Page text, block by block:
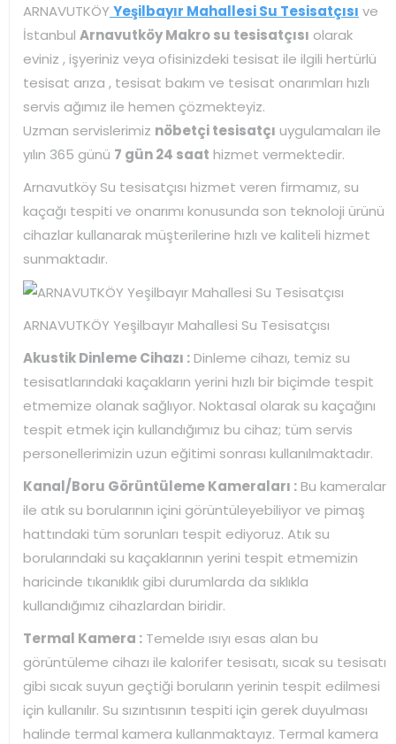
ARNAVUTKÖY Yeşilbayır Mahallesi Su Tesisatçısı ve
İstanbul Arnavutköy Makro su tesisatçısı olarak
eviniz , işyeriniz veya ofisinizdeki tesisat ile ilgili hertürlü
tesisat arıza , tesisat bakım ve tesisat onarımları hızlı
servis ağımız ile hemen çözmekteyiz.
Uzman servislerimiz nöbetçi tesisatçı uygulamaları ile
yılın 365 günü 7 gün 24 saat hizmet vermektedir.
Arnavutköy Su tesisatçısı hizmet veren firmamız, su
kaçağı tespiti ve onarımı konusunda son teknoloji ürünü
cihazlar kullanarak müşterilerine hızlı ve kaliteli hizmet
sunmaktadır.
ARNAVUTKÖY Yeşilbayır Mahallesi Su Tesisatçısı
Akustik Dinleme Cihazı :Dinleme cihazı, temiz su
tesisatlarındaki kaçakların yerini hızlı bir biçimde tespit
etmemize olanak sağlıyor. Noktasal olarak su kaçağını
tespit etmek için kullandığımız bu cihaz; tüm servis
personellerimizin uzun eğitimi sonrası kullanılmaktadır.
Kanal/Boru Görüntüleme Kameraları :Bu kameralar
ile atık su borularının içini görüntüleyebiliyor ve pimaş
hattındaki tüm sorunları tespit ediyoruz. Atık su
borularındaki su kaçaklarının yerini tespit etmemizin
haricinde tıkanıklık gibi durumlarda da sıklıkla
kullandığımız cihazlardan biridir.
Termal Kamera : Temelde ısıyı esas alan bu
görüntüleme cihazı ile kalorifer tesisatı, sıcak su tesisatı
gibi sıcak suyun geçtiği boruların yerinin tespit edilmesi
için kullanılır. Su sızıntısının tespiti için gerek duyulması
halinde termal kamera kullanmaktayız. Termal kamera